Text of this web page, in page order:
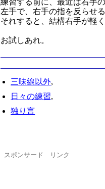
左手で、右手の指を反らせ
それすると、結構右手が軽
お試しあれ。
三味線以外,
日々の練習,
独り言
スポンサード リンク